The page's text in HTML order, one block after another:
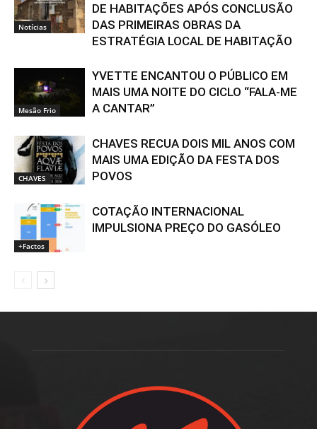
Notícias
DE HABITAÇÕES APÓS CONCLUSÃO
DAS PRIMEIRAS OBRAS DA
ESTRATÉGIA LOCAL DE HABITAÇÃO
Mesão Frio
YVETTE ENCANTOU O PÚBLICO EM
MAIS UMA NOITE DO CICLO “FALA-ME
A CANTAR”
CHAVES
CHAVES RECUA DOIS MIL ANOS COM
MAIS UMA EDIÇÃO DA FESTA DOS
POVOS
+Factos
COTAÇÃO INTERNACIONAL
IMPULSIONA PREÇO DO GASÓLEO